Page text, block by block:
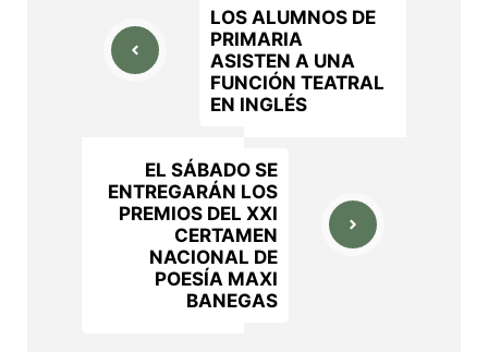
LOS ALUMNOS DE
PRIMARIA
ASISTEN A UNA
FUNCIÓN TEATRAL
EN INGLÉS
EL SÁBADO SE
ENTREGARÁN LOS
PREMIOS DEL XXI
CERTAMEN
NACIONAL DE
POESÍA MAXI
BANEGAS